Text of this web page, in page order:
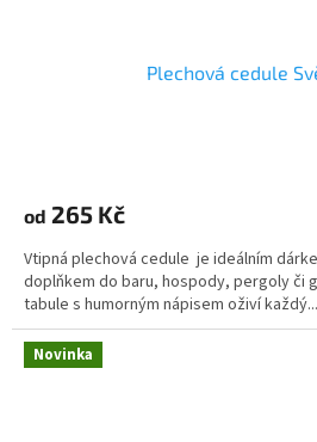
Plechová cedule
od 265 Kč
Vtipná plechová cedule je ideálním
doplňkem do baru, hospody, pergoly či
tabule s humorným nápisem oživí každý...
Novinka